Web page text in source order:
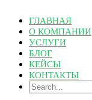
ГЛАВНАЯ
О КОМПАНИИ
УСЛУГИ
БЛОГ
КЕЙСЫ
КОНТАКТЫ